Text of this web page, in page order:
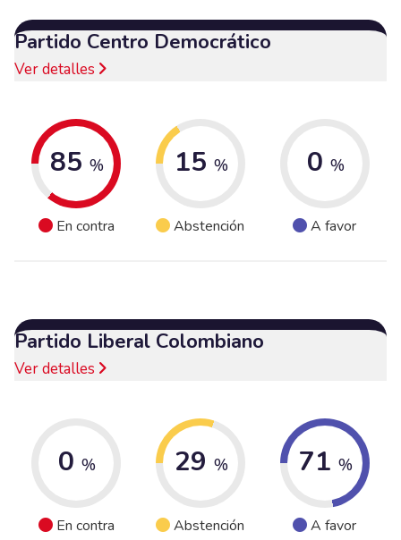
Partido Centro Democrático
Ver detalles
85 %
En contra
15 %
Abstención
0 %
A favor
Partido Liberal Colombiano
Ver detalles
0 %
En contra
29 %
Abstención
71 %
A favor